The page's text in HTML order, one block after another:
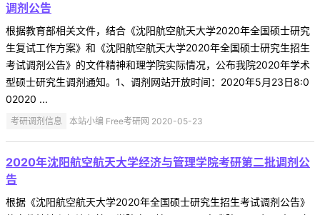
调剂公告
根据教育部相关文件，结合《沈阳航空航天大学2020年全国硕士研究
生复试工作方案》和《沈阳航空航天大学2020年全国硕士研究生招生
考试调剂公告》的文件精神和理学院实际情况，公布我院2020年学术
型硕士研究生调剂通知。1、调剂网站开放时间：2020年5月23日8:0
02020 ...
考研调剂信息 本站小编 Free考研网 2020-05-23
2020年沈阳航空航天大学经济与管理学院考研第二批调剂公
告
根据《沈阳航空航天大学2020年全国硕士研究生招生考试调剂公告》